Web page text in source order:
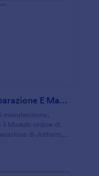
Richiesta Lavoro Di Riparazione E Manutenzione
manutenzione,
il Modulo ordine di
di Jotform,
e priorità.